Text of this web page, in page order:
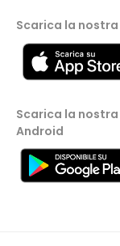
Scarica la nostra
Scarica la
Android